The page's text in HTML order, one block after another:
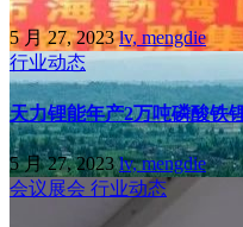
5 月 27, 2023lv, mengdie
行业动态
天力锂能年产2万吨磷酸铁
5 月 27, 2023lv, mengdie
会议展会 行业动态